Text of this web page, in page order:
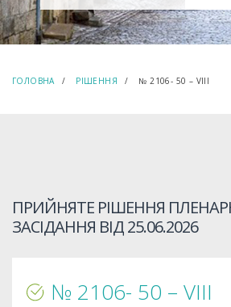
ГОЛОВНА РІШЕННЯ № 2106- 50 – VIIІ
ПРИЙНЯТЕ РІШЕННЯ
ЗАСІДАННЯ ВІД25.06.2026
№ 2106- 50 – VIIІ